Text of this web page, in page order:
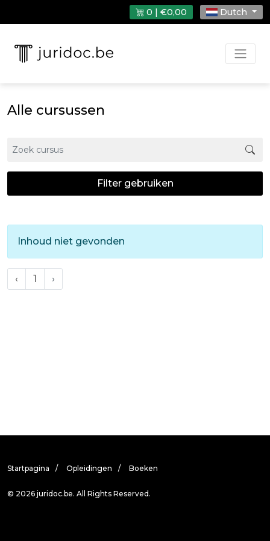
0 | €0,00 Dutch
Alle cursussen
Filter gebruiken
Inhoud niet gevonden
‹ 1 ›
Startpagina Opleidingen Boeken
© 2026 juridoc.be. All Rights Reserved.